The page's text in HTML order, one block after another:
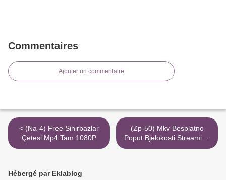
Commentaires
Ajouter un commentaire
< (Na-4) Free Sihirbazlar
Çetesi Mp4 Tam 1080P
(Zp-50) Mkv Besplatno
Poput Bjelokosti Streaming
2K Torrent >
Hébergé par Eklablog